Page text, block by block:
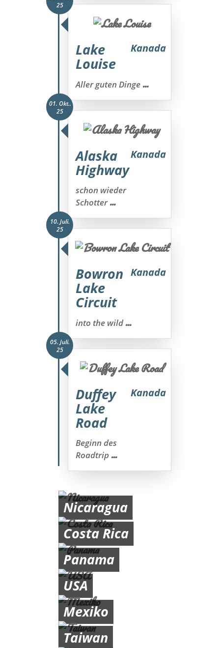
25
Lake
Louise
Kanada
Aller guten Dinge...
01. Okt..
25
Alaska
Highway
Kanada
schon wieder
Schotter...
10. Juli.
25
Bowron
Lake
Circuit
Kanada
into the wild...
05. Juli.
25
Duffey
Lake
Road
Kanada
Beginn des
Roadtrip...
Nicaragua
Costa Rica
Panama
USA
Mexiko
Taiwan